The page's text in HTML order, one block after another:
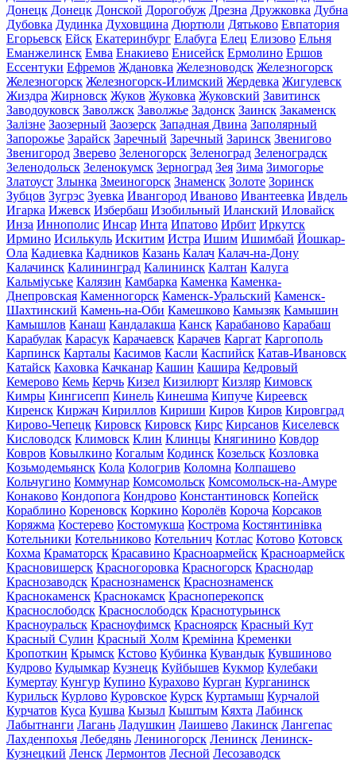
Донецк Донецк Донской Дорогобуж Дрезна Дружковка Дубна
Дубовка Дудинка Духовщина Дюртюли Дятьково Евпатория
Егорьевск Ейск Екатеринбург Елабуга Елец Елизово Ельня
Еманжелинск Емва Енакиево Енисейск Ермолино Ершов
Ессентуки Ефремов Ждановка Железноводск Железногорск
Железногорск Железногорск-Илимский Жердевка Жигулевск
Жиздра Жирновск Жуков Жуковка Жуковский Завитинск
Заводоуковск Заволжск Заволжье Задонск Заинск Закаменск
Залізне Заозерный Заозерск Западная Двина Заполярный
Запорожье Зарайск Заречный Заречный Заринск Звенигово
Звенигород Зверево Зеленогорск Зеленоград Зеленоградск
Зеленодольск Зеленокумск Зерноград Зея Зима Зимогорье
Златоуст Злынка Змеиногорск Знаменск Золоте Зоринск
Зубцов Зугрэс Зуевка Ивангород Иваново Ивантеевка Ивдель
Игарка Ижевск Избербаш Изобильный Иланский Иловайск
Инза Иннополис Инсар Инта Ипатово Ирбит Иркутск
Ирмино Исилькуль Искитим Истра Ишим Ишимбай Йошкар-
Ола Кадиевка Кадников Казань Калач Калач-на-Дону
Калачинск Калининград Калининск Калтан Калуга
Кальміуське Калязин Камбарка Каменка Каменка-
Днепровская Каменногорск Каменск-Уральский Каменск-
Шахтинский Камень-на-Оби Камешково Камызяк Камышин
Камышлов Канаш Кандалакша Канск Карабаново Карабаш
Карабулак Карасук Карачаевск Карачев Каргат Каргополь
Карпинск Карталы Касимов Касли Каспийск Катав-Ивановск
Катайск Каховка Качканар Кашин Кашира Кедровый
Кемерово Кемь Керчь Кизел Кизилюрт Кизляр Кимовск
Кимры Кингисепп Кинель Кинешма Кипуче Киреевск
Киренск Киржач Кириллов Кириши Киров Киров Кировград
Кирово-Чепецк Кировск Кировск Кирс Кирсанов Киселевск
Кисловодск Климовск Клин Клинцы Княгинино Ковдор
Ковров Ковылкино Когалым Кодинск Козельск Козловка
Козьмодемьянск Кола Кологрив Коломна Колпашево
Кольчугино Коммунар Комсомольск Комсомольск-на-Амуре
Конаково Кондопога Кондрово Константиновск Копейск
Кораблино Кореновск Коркино Королёв Короча Корсаков
Коряжма Костерево Костомукша Кострома Костянтинівка
Котельники Котельниково Котельнич Котлас Котово Котовск
Кохма Краматорск Красавино Красноармейск Красноармейск
Красновишерск Красногоровка Красногорск Краснодар
Краснозаводск Краснознаменск Краснознаменск
Краснокаменск Краснокамск Красноперекопск
Краснослободск Краснослободск Краснотурьинск
Красноуральск Красноуфимск Красноярск Красный Кут
Красный Сулин Красный Холм Кремінна Кременки
Кропоткин Крымск Кстово Кубинка Кувандык Кувшиново
Кудрово Кудымкар Кузнецк Куйбышев Кукмор Кулебаки
Кумертау Кунгур Купино Курахово Курган Курганинск
Курильск Курлово Куровское Курск Куртамыш Курчалой
Курчатов Куса Кушва Кызыл Кыштым Кяхта Лабинск
Лабытнанги Лагань Ладушкин Лаишево Лакинск Лангепас
Лахденпохья Лебедянь Лениногорск Ленинск Ленинск-
Кузнецкий Ленск Лермонтов Лесной Лесозаводск